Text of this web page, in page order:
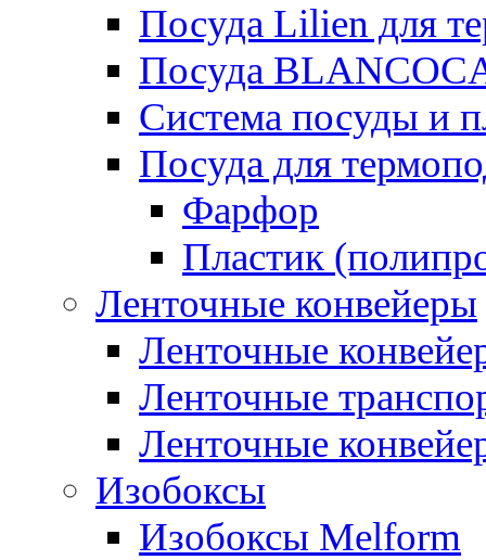
Посуда Lilien для
Посуда
Система посуды и
Посуда для
Фарфор
Пластик
Ленточные конвейеры
Ленточные
Ленточные
Ленточные
Изобоксы
Изобоксы Melform